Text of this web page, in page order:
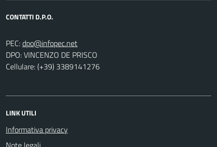
CONTATTI D.P.O.
PEC:
DPO: VINCENZO DE PRISCO
Cellulare: (+39) 3389141276
LINK UTILI
Informativa privacy